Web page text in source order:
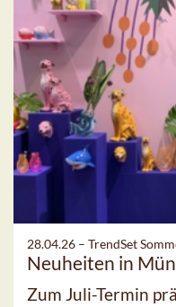
28.04.26 – TrendSet
Neuheiten in
Zum Juli-Termin